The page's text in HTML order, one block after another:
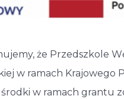
że Przedszkole
w ramach Krajowego
środki w ramach